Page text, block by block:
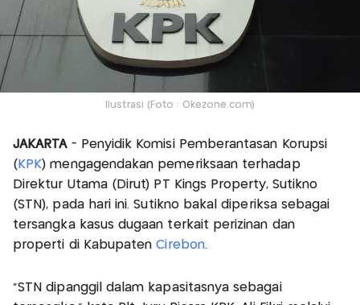
Ilustrasi (Foto : Okezone.com)
JAKARTA- Penyidik Komisi Pemberantasan Korupsi
( KPK) mengagendakan pemeriksaan terhadap
Direktur Utama (Dirut) PT Kings Property, Sutikno
(STN), pada hari ini. Sutikno bakal diperiksa sebagai
tersangka kasus dugaan terkait perizinan dan
properti di KabupatenCirebon.
"STN dipanggil dalam kapasitasnya sebagai